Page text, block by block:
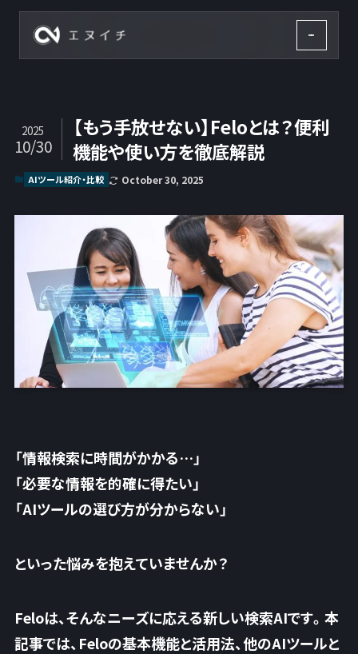
【もう手放せない】Feloとは？便利
機能や使い方を徹底解説
2025
10/30
AIツール紹介・比較 October 30, 2025
「情報検索に時間がかかる…」
「必要な情報を的確に得たい」
「AIツールの選び方が分からない」
といった悩みを抱えていませんか？
Feloは、そんなニーズに応える新しい検索AIです。本
記事では、Feloの基本機能と活用法、他のAIツールと